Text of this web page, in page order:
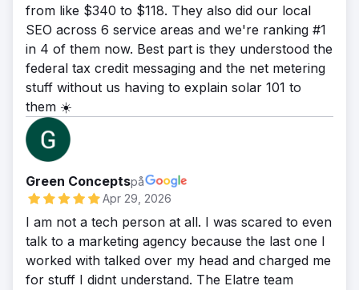
from like $340 to $118. They also did our local
SEO across 6 service areas and we're ranking #1
in 4 of them now. Best part is they understood the
federal tax credit messaging and the net metering
stuff without us having to explain solar 101 to
them ☀️
Green Conceptspå
Apr 29, 2026
I am not a tech person at all. I was scared to even
talk to a marketing agency because the last one I
worked with talked over my head and charged me
for stuff I didnt understand. The Elatre team